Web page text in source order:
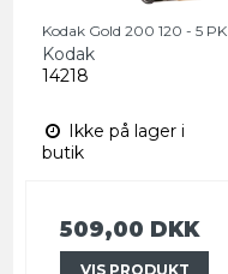
Kodak Gold 200 120 - 5 PK
Kodak
14218
Ikke på lager i
butik
509,00 DKK
VIS PRODUKT